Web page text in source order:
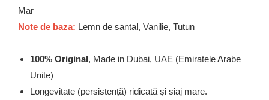
Parfumuri clona / Dupes
Recenzii clienti
Mar
Note de baza: Lemn de santal, Vanilie, Tutun
100% Original, Made in Dubai, UAE (Emiratele Arabe
Unite)
Longevitate (persistență) ridicată și siaj mare.